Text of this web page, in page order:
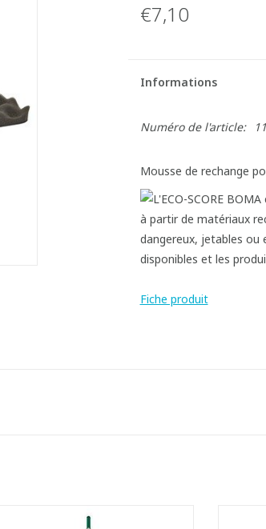
€7,10
Informations
Numéro de l'article:
Mousse de rechange
Fiche produit
Extension pour le nettoyage à sec avec le